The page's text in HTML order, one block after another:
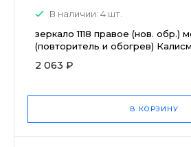
В наличии: 4 шт.
зеркало 1118 правое (нов. обр.)
(повторитель и обогрев)
2 063 ₽
В КОРЗИНУ